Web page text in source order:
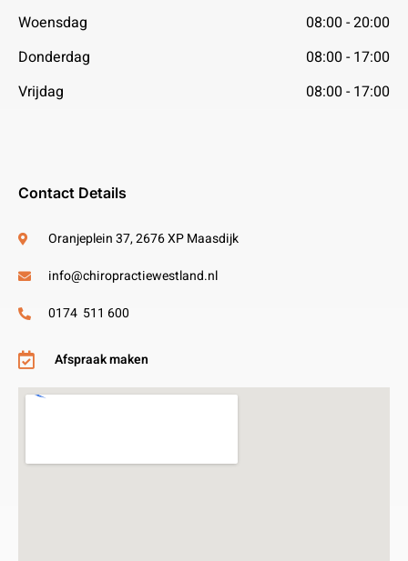
Woensdag
08:00 - 20:00
Donderdag
08:00 - 17:00
Vrijdag
08:00 - 17:00
Contact Details
Oranjeplein 37, 2676 XP Maasdijk
info@chiropractiewestland.nl
0174 511 600
Afspraak maken